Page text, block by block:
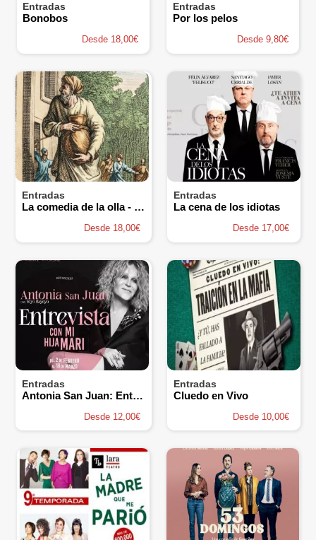
Entradas
Bonobos
Desde 18,00€
Entradas
Por los pelos
Desde 9,80€
Entradas
La comedia de la olla - Teatro Clásico de Mérida
Desde 18,00€
Entradas
La cena de los idiotas
Desde 17,00€
Entradas
Antonia San Juan: Entrevista con mi hija Mari
Desde 12,00€
Entradas
Cluedo en Vivo
Desde 10,00€